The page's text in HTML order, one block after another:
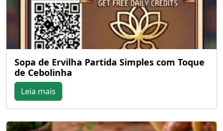
Sopa de Ervilha Partida Simples com Toque
de Cebolinha
Leia mais